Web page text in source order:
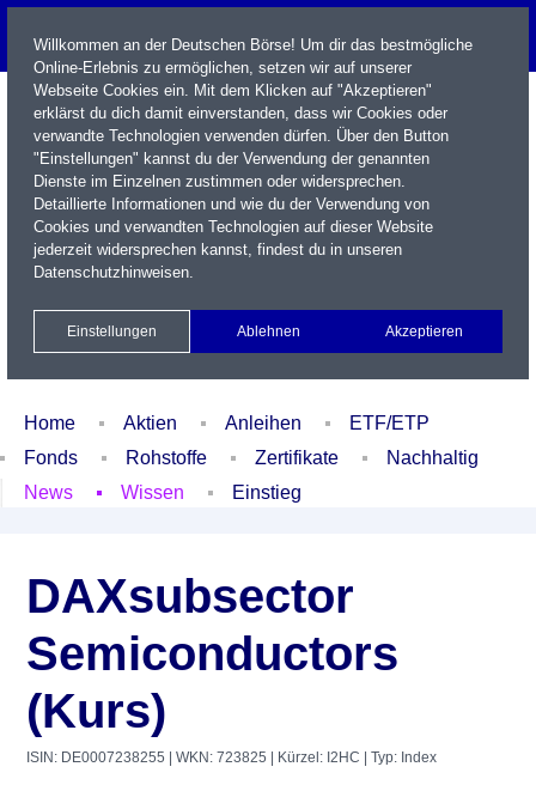
Name / WKN / ISIN / Kürzel
Xetra Realtime
Watchlist Portfolio Login
Home Aktien Anleihen
ETF/ETP
Fonds
Rohstoffe Zertifikate
Nachhaltig
News
Wissen Einstieg
DAXsubsector
Semiconductors
(Kurs)
ISIN: DE0007238255 | WKN: 723825 | Kürzel: I2HC | Typ: Index
Willkommen an der Deutschen Börse! Um dir das bestmögliche
Online-Erlebnis zu ermöglichen, setzen wir auf unserer
Webseite Cookies ein. Mit dem Klicken auf "Akzeptieren"
erklärst du dich damit einverstanden, dass wir Cookies oder
verwandte Technologien verwenden dürfen. Über den Button
"Einstellungen" kannst du der Verwendung der genannten
Dienste im Einzelnen zustimmen oder widersprechen.
Detaillierte Informationen und wie du der Verwendung von
Cookies und verwandten Technologien auf dieser Website
jederzeit widersprechen kannst, findest du in unseren
Datenschutzhinweisen.
Einstellungen Ablehnen Akzeptieren